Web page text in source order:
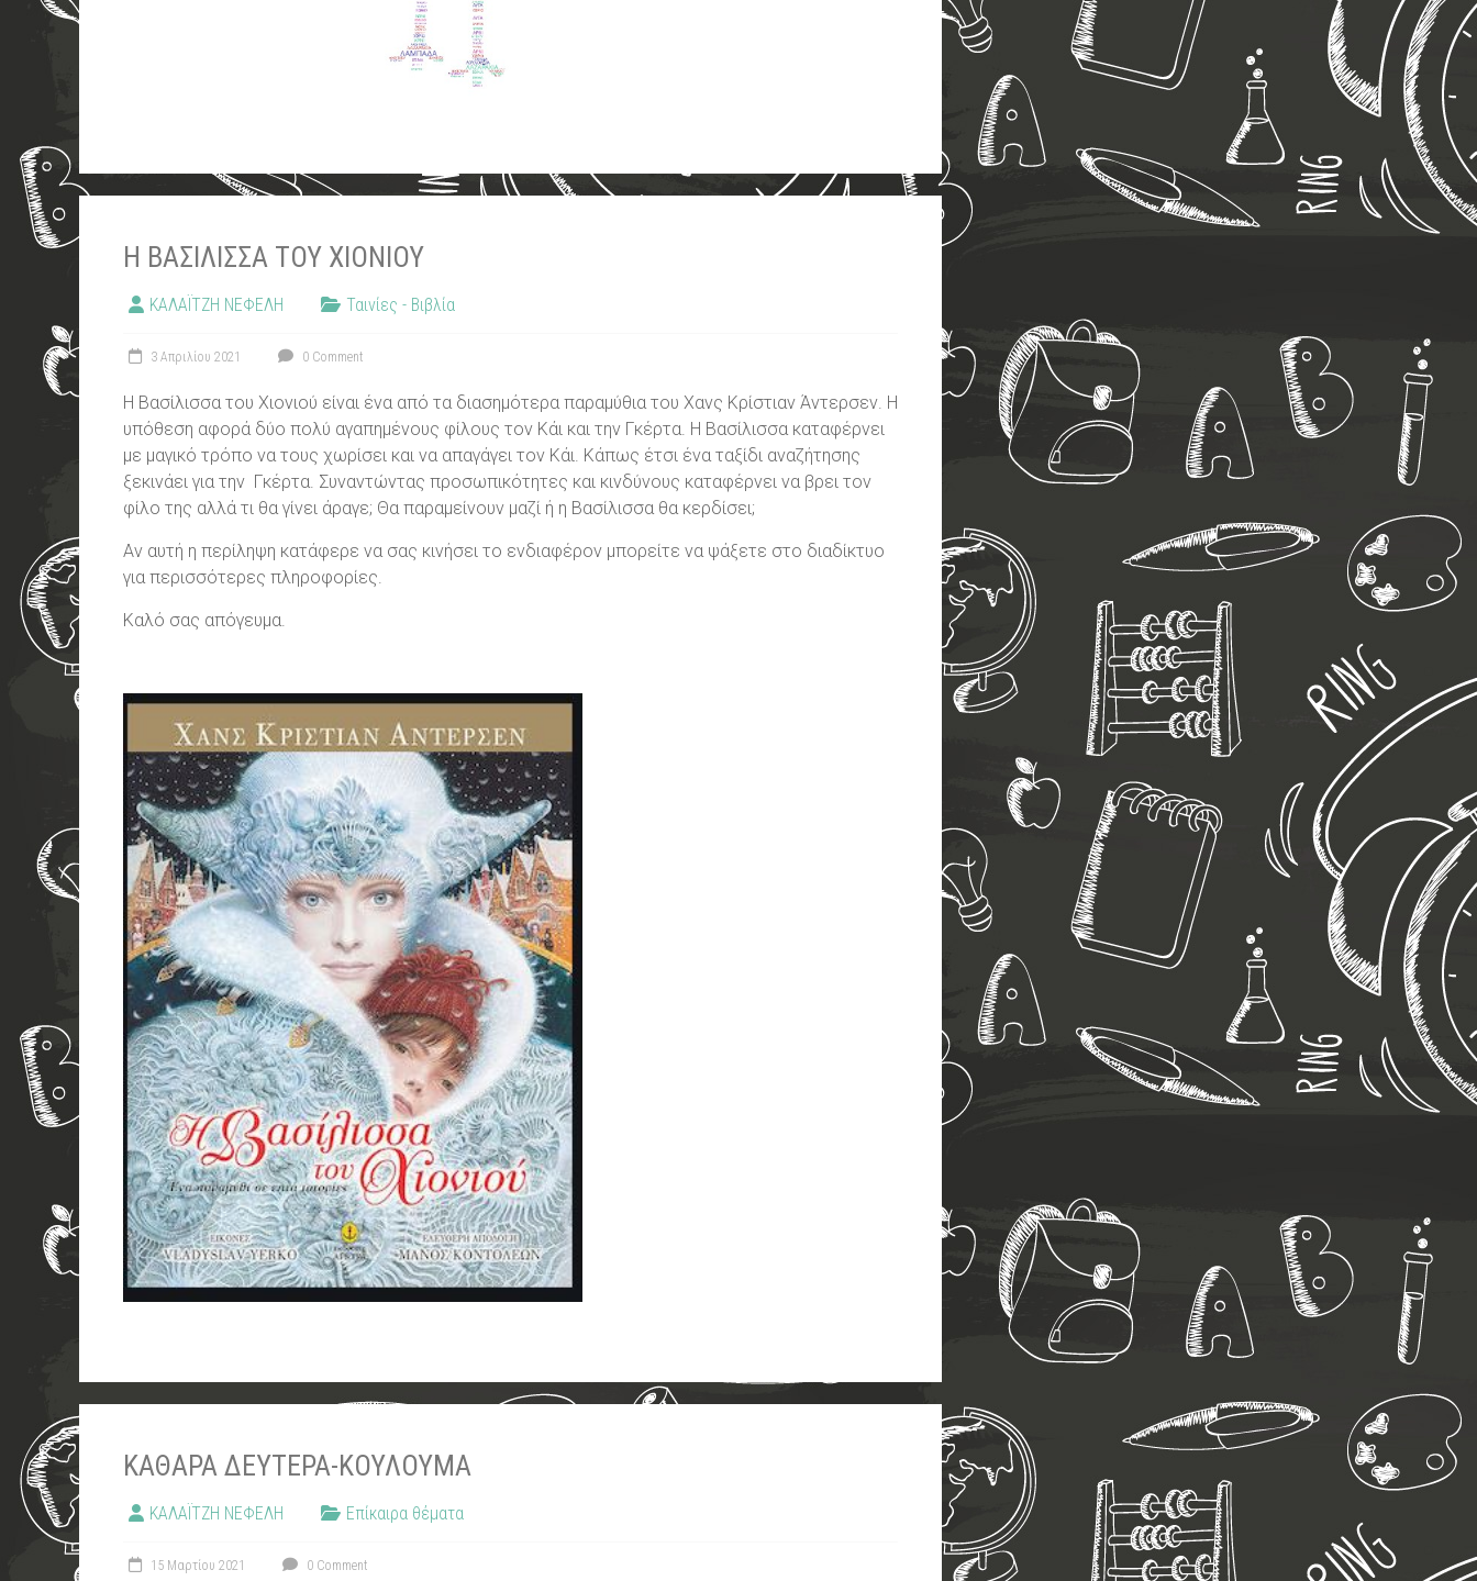
Η ΒΑΣΊΛΙΣΣΑ ΤΟΥ ΧΙΟΝΙΟΎ
ΚΑΛΑΪΤΖΗ ΝΕΦΕΛΗ Ταινίες - Βιβλία
3 Απριλίου 2021 0 Comment
Η Βασίλισσα του Χιονιού είναι ένα από τα διασημότερα παραμύθια του Χανς Κρίστιαν Άντερσεν. Η
υπόθεση αφορά δύο πολύ αγαπημένους φίλους τον Κάι και την Γκέρτα. Η Βασίλισσα καταφέρνει
με μαγικό τρόπο να τους χωρίσει και να απαγάγει τον Κάι. Κάπως έτσι ένα ταξίδι αναζήτησης
ξεκινάει για την Γκέρτα. Συναντώντας προσωπικότητες και κινδύνους καταφέρνει να βρει τον
φίλο της αλλά τι θα γίνει άραγε; Θα παραμείνουν μαζί ή η Βασίλισσα θα κερδίσει;
Αν αυτή η περίληψη κατάφερε να σας κινήσει το ενδιαφέρον μπορείτε να ψάξετε στο διαδίκτυο
για περισσότερες πληροφορίες.
Καλό σας απόγευμα.
ΚΑΘΑΡΆ ΔΕΥΤΈΡΑ-ΚΟΎΛΟΥΜΑ
ΚΑΛΑΪΤΖΗ ΝΕΦΕΛΗ Επίκαιρα θέματα
15 Μαρτίου 2021 0 Comment